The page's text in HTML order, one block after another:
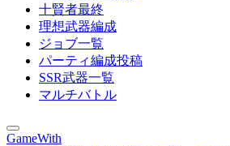
十賢者最終
理想武器編成
ジョブ一覧
パーティ編成投稿
SSR武器一覧
マルチバトル
GameWith